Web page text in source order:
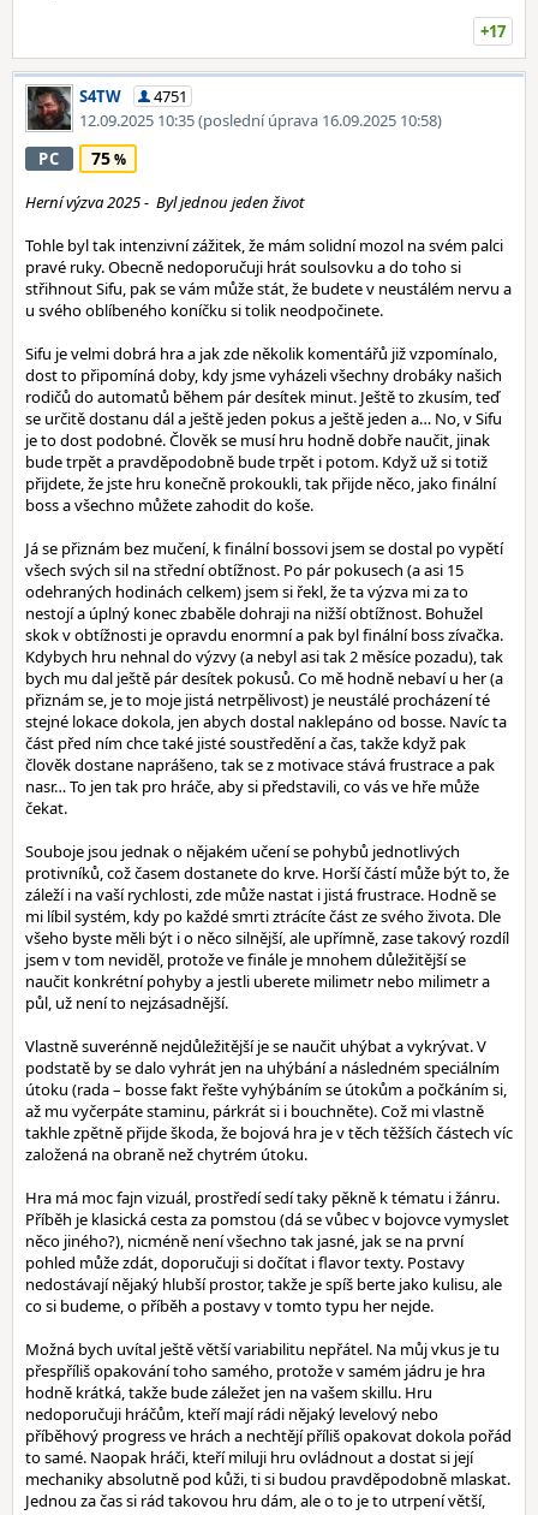
+17
S4TW
4751
12.09.2025 10:35(poslední úprava 16.09.2025 10:58)
PC
75
Herní výzva 2025 - Byl jednou jeden život
Tohle byl tak intenzivní zážitek, že mám solidní mozol na svém palci
pravé ruky. Obecně nedoporučuji hrát soulsovku a do toho si
střihnout Sifu, pak se vám může stát, že budete v neustálém nervu a
u svého oblíbeného koníčku si tolik neodpočinete.
Sifu je velmi dobrá hra a jak zde několik komentářů již vzpomínalo,
dost to připomíná doby, kdy jsme vyházeli všechny drobáky našich
rodičů do automatů během pár desítek minut. Ještě to zkusím, teď
se určitě dostanu dál a ještě jeden pokus a ještě jeden a… No, v Sifu
je to dost podobné. Člověk se musí hru hodně dobře naučit, jinak
bude trpět a pravděpodobně bude trpět i potom. Když už si totiž
přijdete, že jste hru konečně prokoukli, tak přijde něco, jako finální
boss a všechno můžete zahodit do koše.
Já se přiznám bez mučení, k finální bossovi jsem se dostal po vypětí
všech svých sil na střední obtížnost. Po pár pokusech (a asi 15
odehraných hodinách celkem) jsem si řekl, že ta výzva mi za to
nestojí a úplný konec zbaběle dohraji na nižší obtížnost. Bohužel
skok v obtížnosti je opravdu enormní a pak byl finální boss zívačka.
Kdybych hru nehnal do výzvy (a nebyl asi tak 2 měsíce pozadu), tak
bych mu dal ještě pár desítek pokusů. Co mě hodně nebaví u her (a
přiznám se, je to moje jistá netrpělivost) je neustálé procházení té
stejné lokace dokola, jen abych dostal naklepáno od bosse. Navíc ta
část před ním chce také jisté soustředění a čas, takže když pak
člověk dostane naprášeno, tak se z motivace stává frustrace a pak
nasr… To jen tak pro hráče, aby si představili, co vás ve hře může
čekat.
Souboje jsou jednak o nějakém učení se pohybů jednotlivých
protivníků, což časem dostanete do krve. Horší částí může být to, že
záleží i na vaší rychlosti, zde může nastat i jistá frustrace. Hodně se
mi líbil systém, kdy po každé smrti ztrácíte část ze svého života. Dle
všeho byste měli být i o něco silnější, ale upřímně, zase takový rozdíl
jsem v tom neviděl, protože ve finále je mnohem důležitější se
naučit konkrétní pohyby a jestli uberete milimetr nebo milimetr a
půl, už není to nejzásadnější.
Vlastně suverénně nejdůležitější je se naučit uhýbat a vykrývat. V
podstatě by se dalo vyhrát jen na uhýbání a následném speciálním
útoku (rada – bosse fakt řešte vyhýbáním se útokům a počkáním si,
až mu vyčerpáte staminu, párkrát si i bouchněte). Což mi vlastně
takhle zpětně přijde škoda, že bojová hra je v těch těžších částech víc
založená na obraně než chytrém útoku.
Hra má moc fajn vizuál, prostředí sedí taky pěkně k tématu i žánru.
Příběh je klasická cesta za pomstou (dá se vůbec v bojovce vymyslet
něco jiného?), nicméně není všechno tak jasné, jak se na první
pohled může zdát, doporučuji si dočítat i flavor texty. Postavy
nedostávají nějaký hlubší prostor, takže je spíš berte jako kulisu, ale
co si budeme, o příběh a postavy v tomto typu her nejde.
Možná bych uvítal ještě větší variabilitu nepřátel. Na můj vkus je tu
přespříliš opakování toho samého, protože v samém jádru je hra
hodně krátká, takže bude záležet jen na vašem skillu. Hru
nedoporučuji hráčům, kteří mají rádi nějaký levelový nebo
příběhový progress ve hrách a nechtějí příliš opakovat dokola pořád
to samé. Naopak hráči, kteří miluji hru ovládnout a dostat si její
mechaniky absolutně pod kůži, ti si budou pravděpodobně mlaskat.
Jednou za čas si rád takovou hru dám, ale o to je to utrpení větší,